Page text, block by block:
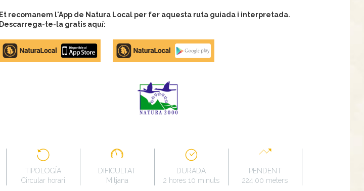
Et recomanem l'App de Natura Local per fer aquesta ruta guiada i interpretada.
Descarrega-te-la gratis aquí:
Apple
store
Google
Play
TIPOLOGÍA
Circular horari
DIFICULTAT
Mitjana
DURADA
2 hores 10 minuts
PENDENT
224.00 meters